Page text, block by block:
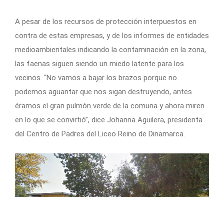
A pesar de los recursos de protección interpuestos en
contra de estas empresas, y de los informes de entidades
medioambientales indicando la contaminación en la zona,
las faenas siguen siendo un miedo latente para los
vecinos. “No vamos a bajar los brazos porque no
podemos aguantar que nos sigan destruyendo, antes
éramos el gran pulmón verde de la comuna y ahora miren
en lo que se convirtió”, dice Johanna Aguilera, presidenta
del Centro de Padres del Liceo Reino de Dinamarca.